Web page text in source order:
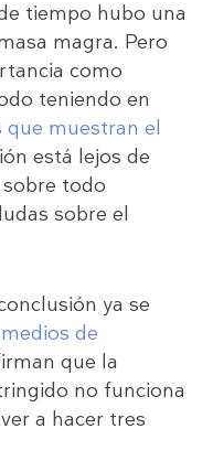
tiempo hubo una
magra. Pero
como
teniendo en
muestran el
está lejos de
todo
sobre el
ya se
de
que la
no funciona
a hacer tres